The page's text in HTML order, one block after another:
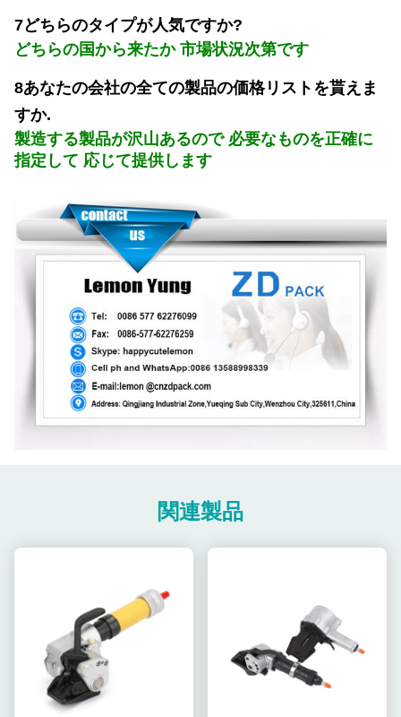
7どちらのタイプが人気ですか?
どちらの国から来たか 市場状況次第です
8あなたの会社の全ての製品の価格リストを貰えま
すか.
製造する製品が沢山あるので 必要なものを正確に
指定して 応じて提供します
関連製品